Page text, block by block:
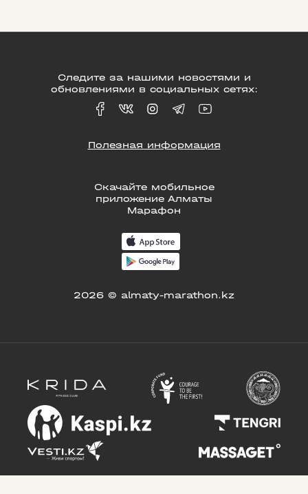
Скачайте мобильное
приложение Алматы
Марафон
2026 © almaty-marathon.kz
Следите за нашими новостями и
обновлениями в социальных сетях:
Полезная информация